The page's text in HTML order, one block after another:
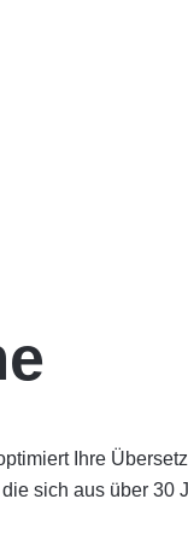
sich aus über 30